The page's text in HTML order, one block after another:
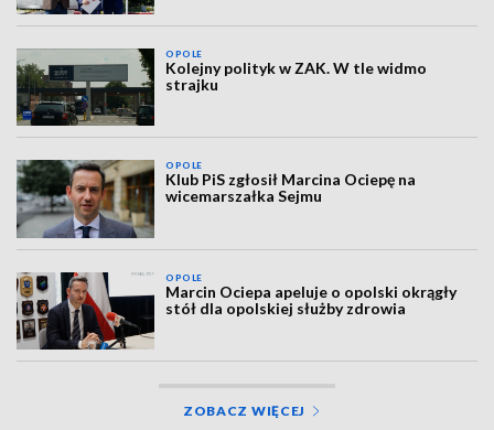
OPOLE
Kolejny polityk w ZAK. W tle widmo
strajku
OPOLE
Klub PiS zgłosił Marcina Ociepę na
wicemarszałka Sejmu
OPOLE
Marcin Ociepa apeluje o opolski okrągły
stół dla opolskiej służby zdrowia
ZOBACZ WIĘCEJ